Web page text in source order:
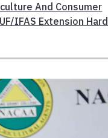
And Consumer
UF/IFAS Extension